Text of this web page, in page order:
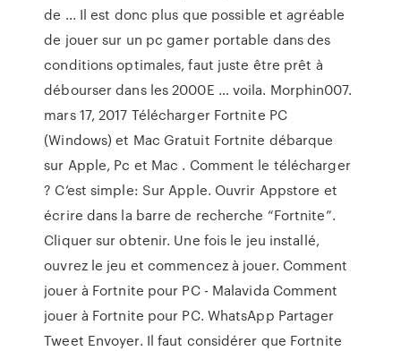
de ... Il est donc plus que possible et agréable
de jouer sur un pc gamer portable dans des
conditions optimales, faut juste être prêt à
débourser dans les 2000E … voila. Morphin007.
mars 17, 2017 Télécharger Fortnite PC
(Windows) et Mac Gratuit Fortnite débarque
sur Apple, Pc et Mac . Comment le télécharger
? C’est simple: Sur Apple. Ouvrir Appstore et
écrire dans la barre de recherche “Fortnite”.
Cliquer sur obtenir. Une fois le jeu installé,
ouvrez le jeu et commencez à jouer. Comment
jouer à Fortnite pour PC - Malavida Comment
jouer à Fortnite pour PC. WhatsApp Partager
Tweet Envoyer. Il faut considérer que Fortnite